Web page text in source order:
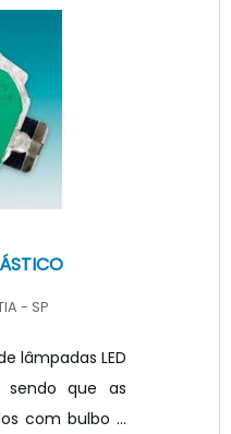
a iluminação
a luz branca
Para
- SP
lâmpadas LED
sendo que as
com bulbo e